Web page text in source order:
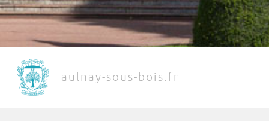
aulnay-sous-bois.fr